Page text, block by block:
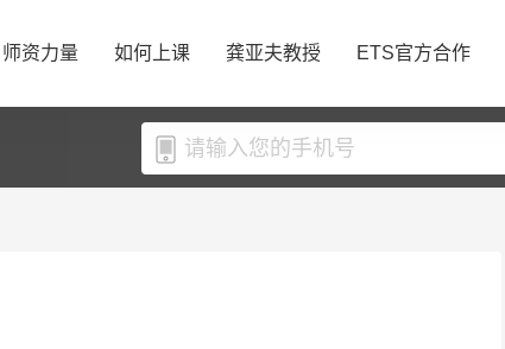
师资力量 如何上课 龚亚夫教授 ETS官方合作